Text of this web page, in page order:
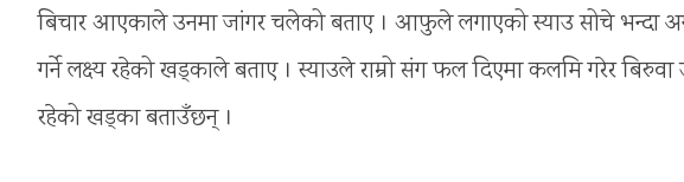
बिचार आएकाले उनमा जांगर चलेको बताए । आफुले लगाएको स्याउ सोचे भन्दा
गर्ने लक्ष्य रहेको खड्काले बताए । स्याउले राम्रो संग फल दिएमा कलमि गरेर
रहेको खड्का बताउँछन् ।